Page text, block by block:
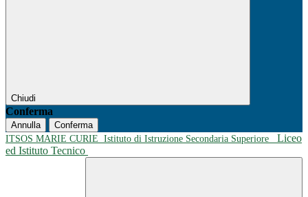
Chiudi
Conferma
Annulla
Conferma
ITSOS MARIE CURIE Istituto di Istruzione Secondaria Superiore
Liceo
ed Istituto Tecnico